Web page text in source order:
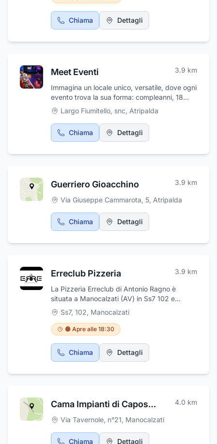
tipo di vetro per esterni e interni. Ci troviamo
a Manocalzati in Via Appia, 102. Per
preventivi e sopralluoghi gratuiti contattare i
Design è situato nelle vicinanze del centro
Chiama Dettagli
Meet Eventi 3.9 km
Immagina un locale unico, versatile, dove ogni
evento trova la sua forma: compleanni, 18
anni, lauree, anniversari, promesse di
matrimonio e cerimonie.
Largo Fiumitello, snc, Atripalda
Chiama Dettagli
Guerriero Gioacchino 3.9 km
Via Giuseppe Cammarota, 5, Atripalda
Chiama Dettagli
Erreclub Pizzeria 3.9 km
La Pizzeria Erreclub di Antonio Ragno è
situata a Manocalzati (AV) in Ss7 102 e
propone alla clientela pizza al taglio da
asporto a cena e piatti tipici locali, primi piatti
veloci freschi. E' possibile consumare il
proprio pasto anche all'interno della pizzeria,
in quanto sono disponibili posti a sedere con
tavolini. Il locale opera sull’intero territorio, con
Apertura dal martedì alla domenica, dalle
Ss7, 102, Manocalzati
🟠 Apre alle 18:30
Chiama Dettagli
Cama Impianti di Capossela Maurizio 4.0 km
Via Tavernole, n°21, Manocalzati
Chiama Dettagli